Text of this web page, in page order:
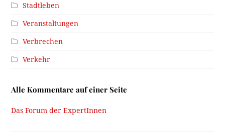
Stadtleben
Veranstaltungen
Verbrechen
Verkehr
Alle Kommentare auf einer Seite
Das Forum der ExpertInnen